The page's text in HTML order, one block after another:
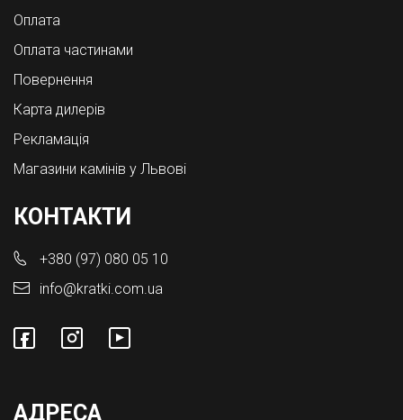
Оплата
Оплата частинами
Повернення
Карта дилерів
Рекламація
Магазини камінів у Львові
КОНТАКТИ
+380 (97) 080 05 10
info@kratki.com.ua
АДРЕСА